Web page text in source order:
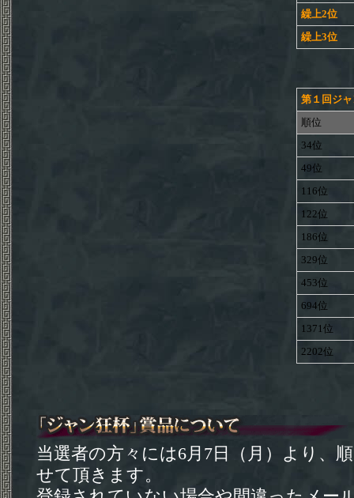
繰上2位
繰上3位
第１回ジ
順位
34位
49位
116位
122位
186位
329位
453位
694位
1371位
2202位
当選者の方々には6月7日（月）より、
せて頂きます。